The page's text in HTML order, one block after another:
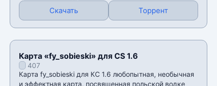
Скачать Торрент
Карта «fy_sobieski» для CS 1.6
407
Карта fy_sobieski для КС 1.6 любопытная, необычная
и эффектная карта, посвященная польской водке